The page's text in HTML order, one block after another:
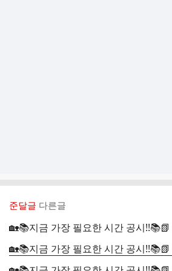
준달글 다른글
🏡📚지금 가장 필요한 시간 공시!!📚📗
🏡📚지금 가장 필요한 시간 공시!!📚📗